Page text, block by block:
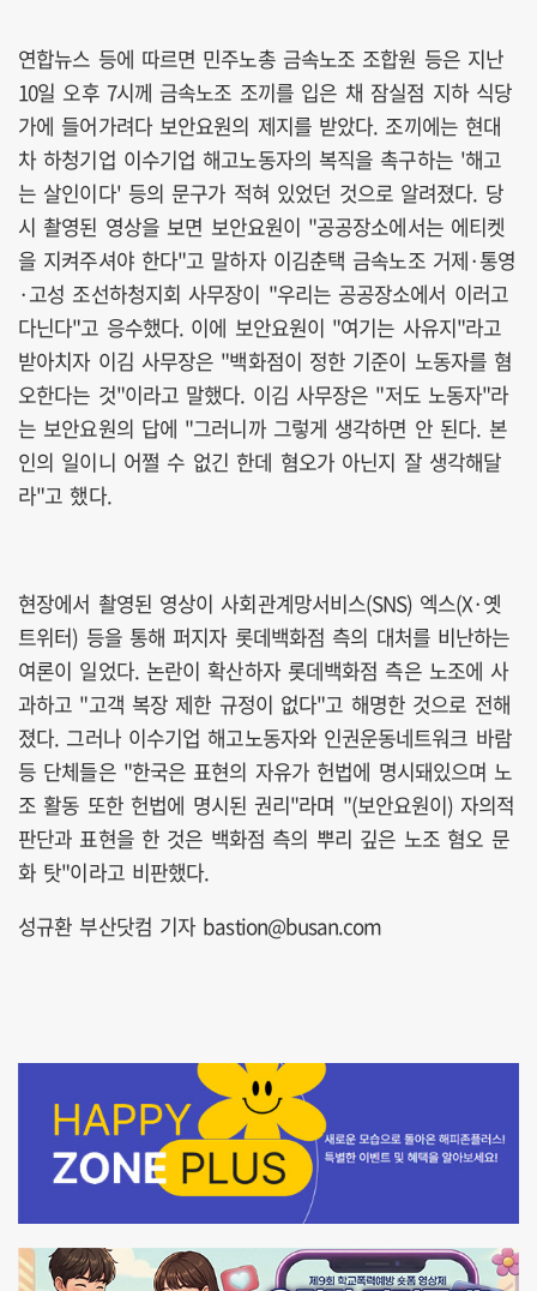
연합뉴스 등에 따르면 민주노총 금속노조 조합원 등은 지난
10일 오후 7시께 금속노조 조끼를 입은 채 잠실점 지하 식당
가에 들어가려다 보안요원의 제지를 받았다. 조끼에는 현대
차 하청기업 이수기업 해고노동자의 복직을 촉구하는 '해고
는 살인이다' 등의 문구가 적혀 있었던 것으로 알려졌다. 당
시 촬영된 영상을 보면 보안요원이 "공공장소에서는 에티켓
을 지켜주셔야 한다"고 말하자 이김춘택 금속노조 거제·통영
·고성 조선하청지회 사무장이 "우리는 공공장소에서 이러고
다닌다"고 응수했다. 이에 보안요원이 "여기는 사유지"라고
받아치자 이김 사무장은 "백화점이 정한 기준이 노동자를 혐
오한다는 것"이라고 말했다. 이김 사무장은 "저도 노동자"라
는 보안요원의 답에 "그러니까 그렇게 생각하면 안 된다. 본
인의 일이니 어쩔 수 없긴 한데 혐오가 아닌지 잘 생각해달
라"고 했다.
현장에서 촬영된 영상이 사회관계망서비스(SNS) 엑스(X·옛
트위터) 등을 통해 퍼지자 롯데백화점 측의 대처를 비난하는
여론이 일었다. 논란이 확산하자 롯데백화점 측은 노조에 사
과하고 "고객 복장 제한 규정이 없다"고 해명한 것으로 전해
졌다. 그러나 이수기업 해고노동자와 인권운동네트워크 바람
등 단체들은 "한국은 표현의 자유가 헌법에 명시돼있으며 노
조 활동 또한 헌법에 명시된 권리"라며 "(보안요원이) 자의적
판단과 표현을 한 것은 백화점 측의 뿌리 깊은 노조 혐오 문
화 탓"이라고 비판했다.
성규환 부산닷컴 기자 bastion@busan.com